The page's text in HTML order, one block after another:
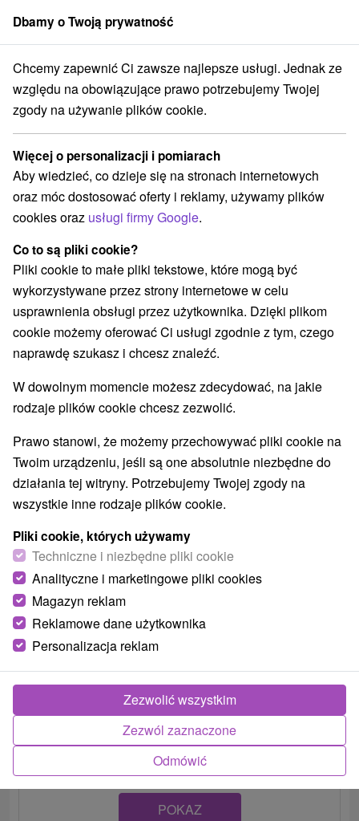
członek grupySorger
Atrakcje na Słowacji Tarcze Vrátna dolina
Tarcze Vrátna dolina
Kategorie
Wszystkie kategorie
Kolejki linowe(1)
Atrakcje z adrenaliną(3) Atrakcje turystyczne
Tarcze Atrakcje dla dzieci
Wodospady (1) Wieże obserwacyjne i chodniki (1)
Sporty(1) Chaty górskie(1)
Amfiteatry i kina w przyrodzie(1)
Túry a turistické chodníky (4)
Terchová (2)
Veľký Kriváň Mała Fatra
Žilinský kraj -Terchová
Wysokość: 1708,7 m nad poziomem morza Znajduje się
w głównym grzebieniu Krywańskiej części Małej Fatry i
jest najwyższym szczytem pasma...
POKAZ
Dbamy o Twoją prywatność
Chcemy zapewnić Ci zawsze najlepsze usługi. Jednak ze
względu na obowiązujące prawo potrzebujemy Twojej
zgody na używanie plików cookie.
Więcej o personalizacji i pomiarach
Aby wiedzieć, co dzieje się na stronach internetowych
oraz móc dostosować oferty i reklamy, używamy plików
cookies oraz usługi firmy Google.
Co to są pliki cookie?
Pliki cookie to małe pliki tekstowe, które mogą być
wykorzystywane przez strony internetowe w celu
usprawnienia obsługi przez użytkownika. Dzięki plikom
cookie możemy oferować Ci usługi zgodnie z tym, czego
naprawdę szukasz i chcesz znaleźć.
W dowolnym momencie możesz zdecydować, na jakie
rodzaje plików cookie chcesz zezwolić.
Prawo stanowi, że możemy przechowywać pliki cookie na
Twoim urządzeniu, jeśli są one absolutnie niezbędne do
działania tej witryny. Potrzebujemy Twojej zgody na
wszystkie inne rodzaje plików cookie.
Pliki cookie, których używamy
Techniczne i niezbędne pliki cookie
Analityczne i marketingowe pliki cookies
Magazyn reklam
Reklamowe dane użytkownika
Personalizacja reklam
Odmówić
Zezwól zaznaczone
Zezwolić wszystkim